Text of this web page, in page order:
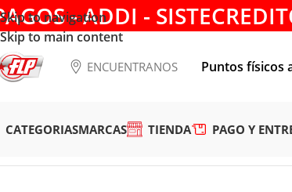
Skip to navigation
Skip to main content
- ADDI -
ENCUENTRANOS Puntos físicos
CATEGORIASMARCAS TIENDA PAGO Y